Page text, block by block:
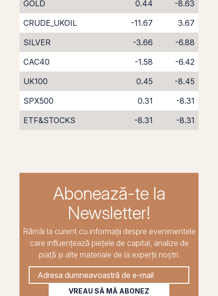
GOLD
0.44
-8.63
CRUDE_UKOIL
-11.67
3.67
SILVER
-3.66
-6.88
CAC40
-1.58
-6.42
UK100
0.45
-8.45
SPX500
0.31
-8.31
ETF&STOCKS
-8.31 -8.31
Abonează-te la
Newsletter!
Rămâi la curent cu informații despre evenimentele
care influențează piețele de capital, analize de
piață și alte materiale de la experții noștri.
VREAU SĂ MĂ ABONEZ